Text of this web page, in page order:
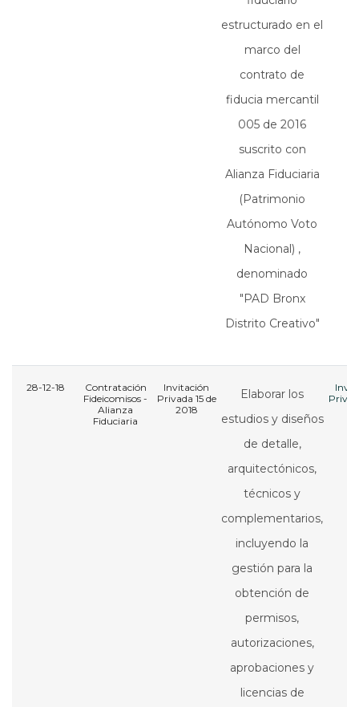
estructurado en el
marco del
contrato de
fiducia mercantil
005 de 2016
suscrito con
Alianza Fiduciaria
(Patrimonio
Autónomo Voto
Nacional) ,
denominado
"PAD Bronx
Distrito Creativo"
28-12-18
Contratación
Fideicomisos -
Alianza
Fiduciaria
Invitación
Privada 15 de
2018
Elaborar los
estudios y diseños
de detalle,
arquitectónicos,
técnicos y
complementarios,
incluyendo la
gestión para la
obtención de
permisos,
autorizaciones,
aprobaciones y
licencias de